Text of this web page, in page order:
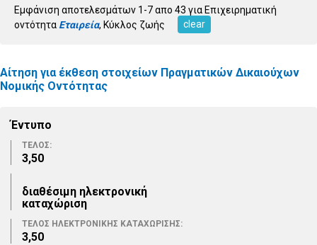
Εμφάνιση αποτελεσμάτων 1-7 απο 43 για Επιχειρηματική
οντότητα Εταιρεία, Κύκλος ζωής clear
Αίτηση για έκθεση στοιχείων Πραγματικών Δικαιούχων
Νομικής Οντότητας
Έντυπο
ΤΕΛΟΣ:
3,50
διαθέσιμη ηλεκτρονική
καταχώριση
ΤΕΛΟΣ ΗΛΕΚΤΡΟΝΙΚΗΣ ΚΑΤΑΧΩΡΙΣΗΣ:
3,50